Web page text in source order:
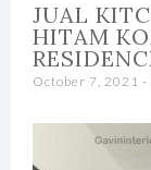
JUAL
HITAM
October 7, 2021 -